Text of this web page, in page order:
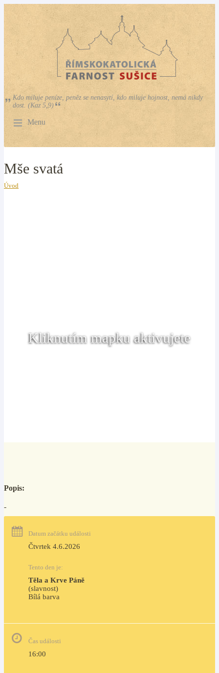
Kdo miluje peníze, peněz se nenasytí, kdo miluje hojnost, nemá nikdy
dost. (Kaz 5,9)
Menu
Mše svatá
Úvod
Kliknutím mapku aktivujete
Popis:
-
Datum začátku události
Čtvrtek 4.6.2026
Tento den je:
Těla a Krve Páně
(slavnost)
Bílá barva
Čas události
16:00